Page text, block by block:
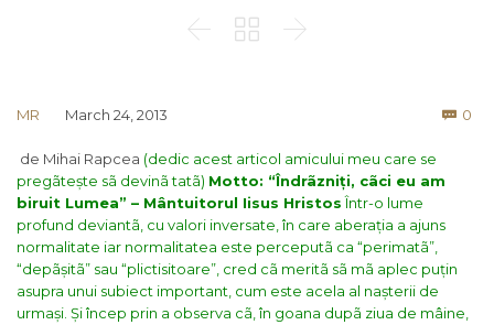
  
MR March 24, 2013  0
de Mihai Rapcea (dedic acest articol amicului meu care se
pregãtește sã devinã tatã) Motto: “Îndrãzniți, cãci eu am
biruit Lumea” – Mântuitorul Iisus Hristos Într-o lume
profund deviantã, cu valori inversate, în care aberația a ajuns
normalitate iar normalitatea este perceputã ca “perimatã”,
“depãșitã” sau “plictisitoare”, cred cã meritã sã mã aplec puțin
asupra unui subiect important, cum este acela al nașterii de
urmași. Și încep prin a observa cã, în goana dupã ziua de mâine,